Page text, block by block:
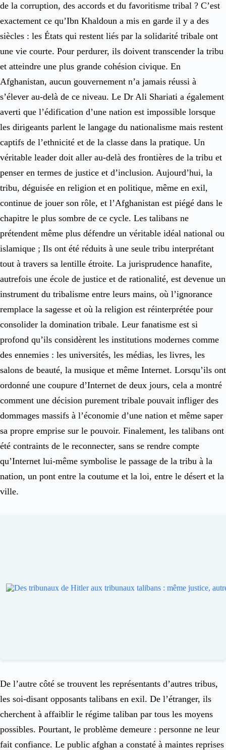
de la corruption, des accords et du favoritisme tribal ? C’est
exactement ce qu’Ibn Khaldoun a mis en garde il y a des
siècles : les États qui restent liés par la solidarité tribale ont
une vie courte. Pour perdurer, ils doivent transcender la tribu
et atteindre une plus grande cohésion civique. En
Afghanistan, aucun gouvernement n’a jamais réussi à
s’élever au-delà de ce niveau. Le Dr Ali Shariati a également
averti que l’édification d’une nation est impossible lorsque
les dirigeants parlent le langage du nationalisme mais restent
captifs de l’ethnicité et de la classe dans la pratique. Un
véritable leader doit aller au-delà des frontières de la tribu et
penser en termes de justice et d’inclusion. Aujourd’hui, la
tribu, déguisée en religion et en politique, même en exil,
continue de jouer son rôle, et l’Afghanistan est piégé dans le
chapitre le plus sombre de ce cycle. Les talibans ne
prétendent même plus défendre un véritable idéal national ou
islamique ; Ils ont été réduits à une seule tribu interprétant
tout à travers sa lentille étroite. La jurisprudence hanafite,
autrefois une école de justice et de rationalité, est devenue un
instrument du tribalisme entre leurs mains, où l’ignorance
remplace la sagesse et où la religion est réinterprétée pour
consolider la domination tribale. Leur fanatisme est si
profond qu’ils considèrent les institutions modernes comme
des ennemies : les universités, les médias, les livres, les
salons de beauté, la musique et même Internet. Lorsqu’ils ont
ordonné une coupure d’Internet de deux jours, cela a montré
comment une décision purement tribale pouvait infliger des
dommages massifs à l’économie d’une nation et même saper
sa propre emprise sur le pouvoir. Finalement, les talibans ont
été contraints de le reconnecter, sans se rendre compte
qu’Internet lui-même symbolise le passage de la tribu à la
nation, un pont entre la coutume et la loi, entre le désert et la
ville.
De l’autre côté se trouvent les représentants d’autres tribus,
les soi-disant opposants talibans en exil. De l’étranger, ils
cherchent à affaiblir le régime taliban par tous les moyens
possibles. Pourtant, le problème demeure : personne ne leur
fait confiance. Le public afghan a constaté à maintes reprises